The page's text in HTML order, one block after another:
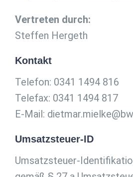
Vertreten durch:
Steffen Hergeth
Kontakt
Telefon: 0341 1494 816
Telefax: 0341 1494 817
E-Mail:
Umsatzsteuer-ID
Umsatzsteuer-